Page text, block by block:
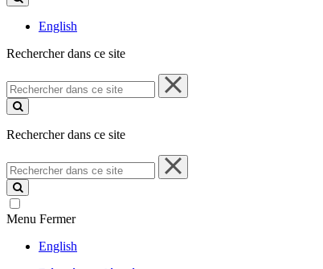
English
Rechercher dans ce site
Rechercher
dans
ce
Rechercher dans ce site
Rechercher
dans
ce
site
Menu Fermer
English